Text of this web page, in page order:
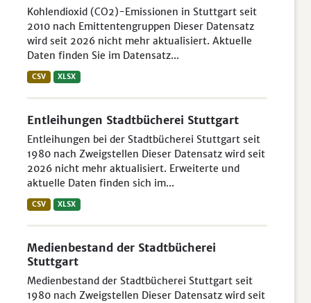
Kohlendioxid (CO2)-Emissionen in Stuttgart seit
2010 nach Emittentengruppen Dieser Datensatz
wird seit 2026 nicht mehr aktualisiert. Aktuelle
Daten finden Sie im Datensatz...
CSV XLSX
Entleihungen Stadtbücherei Stuttgart
Entleihungen bei der Stadtbücherei Stuttgart seit
1980 nach Zweigstellen Dieser Datensatz wird seit
2026 nicht mehr aktualisiert. Erweiterte und
aktuelle Daten finden sich im...
CSV XLSX
Medienbestand der Stadtbücherei
Stuttgart
Medienbestand der Stadtbücherei Stuttgart seit
1980 nach Zweigstellen Dieser Datensatz wird seit